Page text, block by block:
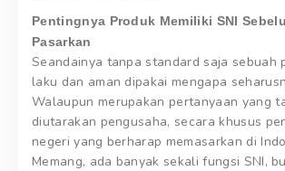
Pentingnya Produk Memiliki SNI
Pasarkan
Seandainya tanpa standard saja sebuah
laku dan aman dipakai mengapa
Walaupun merupakan pertanyaan yang
diutarakan pengusaha, secara khusus
negeri yang berharap memasarkan di
Memang, ada banyak sekali fungsi SNI,